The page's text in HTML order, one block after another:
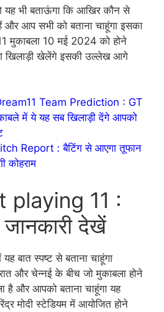
यह भी बताऊंगा कि आखिर कौन से
और आप सभी को बताना चाहूंगा इसका
मुकाबला 10 मई 2024 को होने
खिलाड़ी खेलेंगे इसकी उल्लेख आगे
Team Prediction : GT
में ये यह सब खिलाड़ी देंगे आपको
Report : बैटिंग से आएगा तूफान
कोहराम
playing 11 :
जानकारी देखें
बात स्पष्ट से बताना चाहूंगा
और चेन्नई के बीच जो मुकाबला होने
है और आपको बताना चाहूंगा यह
मोदी स्टेडियम में आयोजित होने